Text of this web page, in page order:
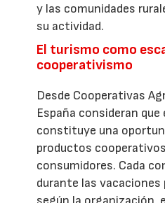
y las comunidades
su actividad.
El turismo como
cooperativismo
Desde Cooperativas
España consideran
constituye una
productos
consumidores. Cada
durante las